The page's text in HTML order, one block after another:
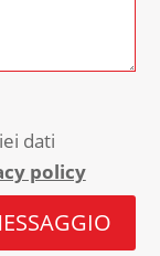
dati
policy